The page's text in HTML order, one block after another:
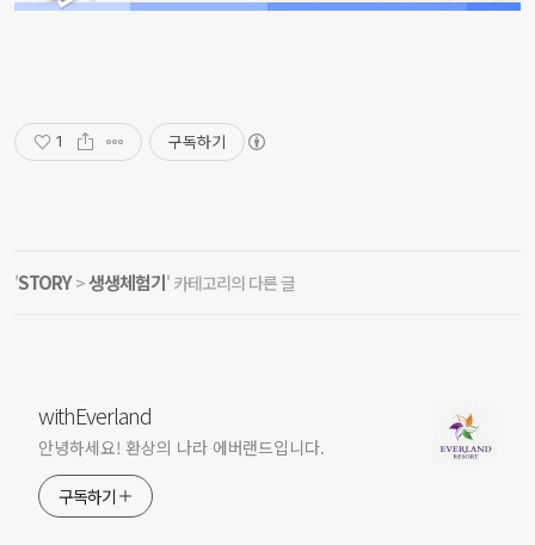
1 구독하기
'STORY>생생체험기' 카테고리의 다른 글
withEverland
안녕하세요! 환상의 나라 에버랜드입니다.
구독하기